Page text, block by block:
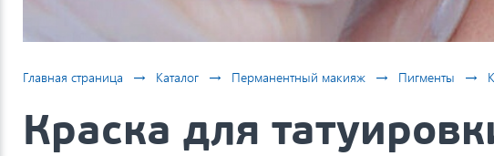
Главная страница → Каталог → Перманентный макияж → Пигменты →
Краска для